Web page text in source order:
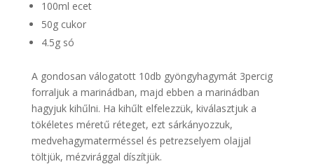
100ml ecet
50g cukor
4.5g só
A gondosan válogatott 10db gyöngyhagymát 3percig
forraljuk a marinádban, majd ebben a marinádban
hagyjuk kihűlni. Ha kihűlt elfelezzük, kiválasztjuk a
tökéletes méretű réteget, ezt sárkányozzuk,
medvehagymaterméssel és petrezselyem olajjal
töltjük, mézvirággal díszítjük.